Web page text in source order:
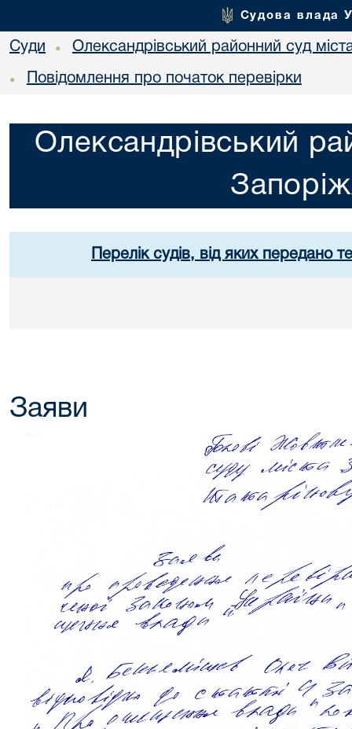
Судова влада
Суди • Олександрівський районний суд
• Повідомлення про початок перевірки
Олександрівський
Перелік судів, від яких передано
Заяви